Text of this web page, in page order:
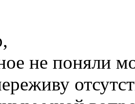
не поняли